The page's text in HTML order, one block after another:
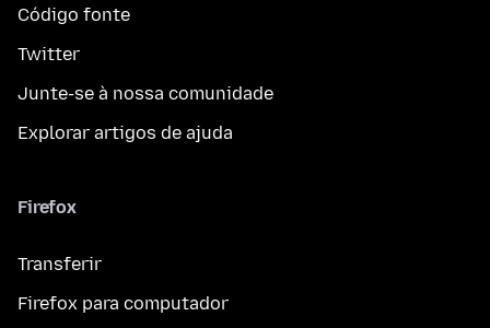
Código fonte
Twitter
Junte-se à nossa comunidade
Explorar artigos de ajuda
Firefox
Transferir
Firefox para computador